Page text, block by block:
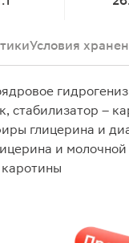
Условия
стабилизатор –
глицерина и
и